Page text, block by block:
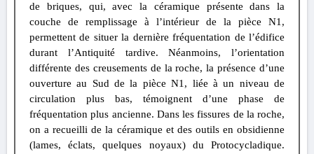
de briques, qui, avec la céramique présente dans la
couche de remplissage à l’intérieur de la pièce N1,
permettent de situer la dernière fréquentation de l’édifice
durant l’Antiquité tardive. Néanmoins, l’orientation
différente des creusements de la roche, la présence d’une
ouverture au Sud de la pièce N1, liée à un niveau de
circulation plus bas, témoignent d’une phase de
fréquentation plus ancienne. Dans les fissures de la roche,
on a recueilli de la céramique et des outils en obsidienne
(lames, éclats, quelques noyaux) du Protocycladique.